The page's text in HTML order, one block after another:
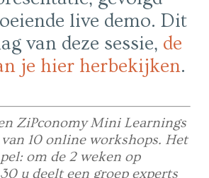
live demo. Dit
van deze sessie, de
je hier herbekijken.
ZiPconomy Mini Learnings
10 online workshops. Het
om de 2 weken op
u deelt een groep experts